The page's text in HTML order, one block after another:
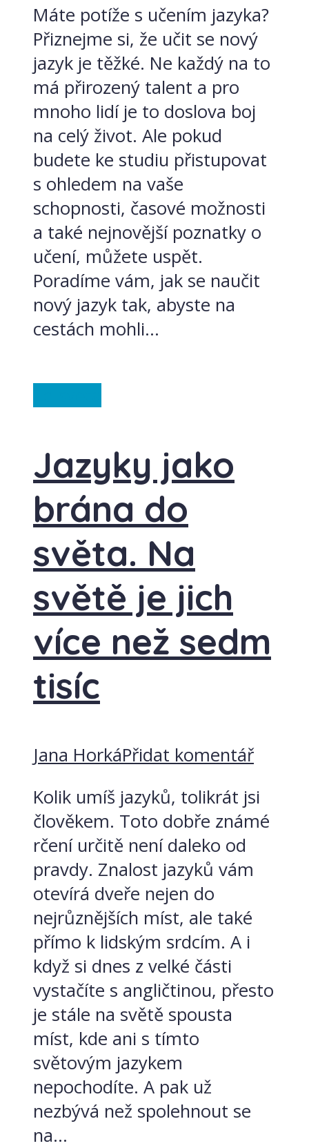
Máte potíže s učením jazyka?
Přiznejme si, že učit se nový
jazyk je těžké. Ne každý na to
má přirozený talent a pro
mnoho lidí je to doslova boj
na celý život. Ale pokud
budete ke studiu přistupovat
s ohledem na vaše
schopnosti, časové možnosti
a také nejnovější poznatky o
učení, můžete uspět.
Poradíme vám, jak se naučit
nový jazyk tak, abyste na
cestách mohli...
Jazyky jako
brána do
světa. Na
světě je jich
více než sedm
tisíc
Jana HorkáPřidat komentář
Kolik umíš jazyků, tolikrát jsi
člověkem. Toto dobře známé
rčení určitě není daleko od
pravdy. Znalost jazyků vám
otevírá dveře nejen do
nejrůznějších míst, ale také
přímo k lidským srdcím. A i
když si dnes z velké části
vystačíte s angličtinou, přesto
je stále na světě spousta
míst, kde ani s tímto
světovým jazykem
nepochodíte. A pak už
nezbývá než spolehnout se
na...